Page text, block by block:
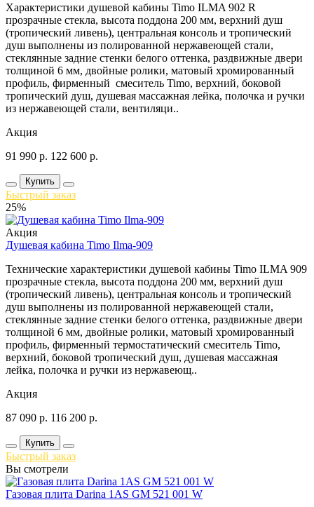
Характеристики душевой кабины Timo ILMA 902 R
прозрачные стекла, высота поддона 200 мм, верхний душ
(тропический ливень), центральная консоль и тропический
душ выполнены из полированной нержавеющей стали,
стеклянные задние стенки белого оттенка, раздвижные двери
толщиной 6 мм, двойные ролики, матовый хромированный
профиль, фирменный смеситель Timo, верхний, боковой
тропический душ, душевая массажная лейка, полочка и ручки
из нержавеющей стали, вентиляци..
Акция
91 990 р. 122 600 р.
Купить
Быстрый заказ
25%
Акция
Душевая кабина Timo Ilma-909
Технические характеристики душевой кабины Timo ILMA 909
прозрачные стекла, высота поддона 200 мм, верхний душ
(тропический ливень), центральная консоль и тропический
душ выполнены из полированной нержавеющей стали,
стеклянные задние стенки белого оттенка, раздвижные двери
толщиной 6 мм, двойные ролики, матовый хромированный
профиль, фирменный термостатический смеситель Timo,
верхний, боковой тропический душ, душевая массажная
лейка, полочка и ручки из нержавеющ..
Акция
87 090 р. 116 200 р.
Купить
Быстрый заказ
Вы смотрели
Газовая плита Darina 1AS GM 521 001 W